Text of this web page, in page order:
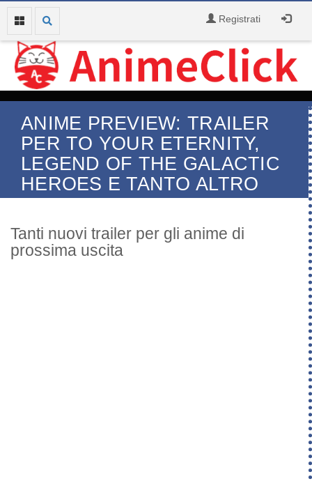
Registrati
ANIME PREVIEW: TRAILER
PER TO YOUR ETERNITY,
LEGEND OF THE GALACTIC
HEROES E TANTO ALTRO
Tanti nuovi trailer per gli anime di
prossima uscita